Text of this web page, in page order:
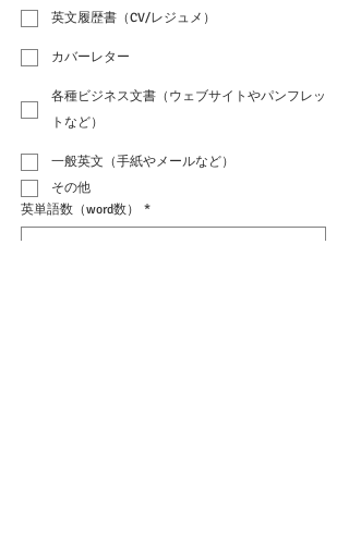
英文履歴書（CV/レジュメ）
カバーレター
各種ビジネス文書（ウェブサイトやパンフレッ
トなど）
一般英文（手紙やメールなど）
その他
英単語数（word数）
*